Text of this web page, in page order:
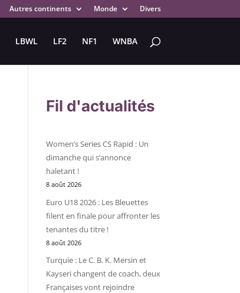
Autres continents Monde Divers
LBWL LF2 NF1 WNBA
Fil d'actualités
Women’s Series CS Rapid : Un
dimanche qui s’annonce
haletant !
8 août 2026
Euro U18 2026 : Les Bleuettes
filent en finale pour affronter les
tenantes du titre !
8 août 2026
Turquie : Le C. B. K. Mersin et
Kayseri changent de coach, deux
Françaises vont rejoindre